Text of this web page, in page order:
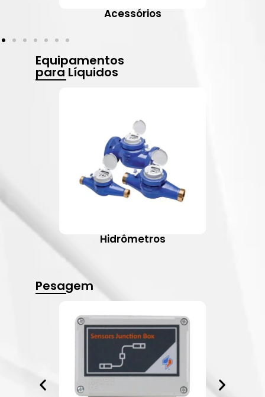
Acessórios
Equipamentos
para Líquidos
Hidrômetros
Pesagem